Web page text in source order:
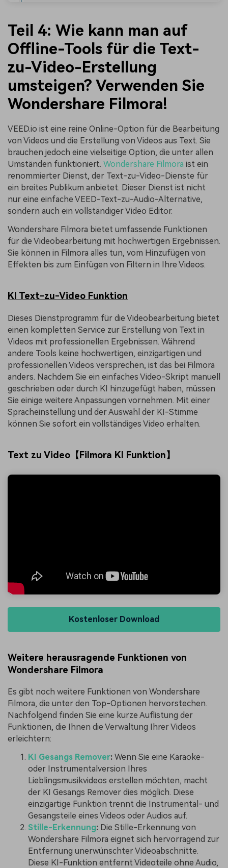
Teil 4: Wie kann man auf
Offline-Tools für die Text-
zu-Video-Erstellung
umsteigen? Verwenden Sie
Wondershare Filmora!
VEED.io ist eine reine Online-Option für die Bearbeitung
von Videos und die Erstellung von Videos aus Text. Sie
brauchen jedoch eine vielseitige Option, die unter allen
Umständen funktioniert. Wondershare Filmora ist ein
renommierter Dienst, der Text-zu-Video-Dienste für
ein breites Publikum anbietet. Dieser Dienst ist nicht
nur eine einfache VEED-Text-zu-Audio-Alternative,
sondern auch ein vollständiger Video Editor.
Wondershare Filmora bietet umfassende Funktionen
für die Videobearbeitung mit hochwertigen Ergebnissen.
Sie können in Filmora alles tun, vom Hinzufügen von
Effekten bis zum Einfügen von Filtern in Ihre Videos.
KI Text-zu-Video Funktion
Dieses Dienstprogramm für die Videobearbeitung bietet
einen kompletten Service zur Erstellung von Text in
Videos mit professionellen Ergebnissen. Während
andere Tools keine hochwertigen, einzigartigen und
professionellen Videos versprechen, ist das bei Filmora
anders. Nachdem Sie ein einfaches Video-Skript manuell
geschrieben oder durch KI hinzugefügt haben, müssen
Sie einige weitere Anpassungen vornehmen. Mit einer
Spracheinstellung und der Auswahl der KI-Stimme
können Sie sofort ein vollständiges Video erhalten.
Text zu Video【Filmora KI Funktion】
Kostenloser Download
Weitere herausragende Funktionen von
Wondershare Filmora
Es gibt noch weitere Funktionen von Wondershare
Filmora, die unter den Top-Optionen hervorstechen.
Nachfolgend finden Sie eine kurze Auflistung der
Funktionen, die Ihnen die Verwaltung Ihrer Videos
erleichtern:
KI Gesangs Remover: Wenn Sie eine Karaoke-
oder Instrumentalversion Ihres
Lieblingsmusikvideos erstellen möchten, macht
der KI Gesangs Remover dies möglich. Diese
einzigartige Funktion trennt die Instrumental- und
Gesangsteile eines Videos oder Audios auf.
Stille-Erkennung: Die Stille-Erkennung von
Wondershare Filmora eignet sich hervorragend zur
Entfernung unerwünschter Videoabschnitte.
Diese KI-Funktion entfernt Videoteile ohne Audio,